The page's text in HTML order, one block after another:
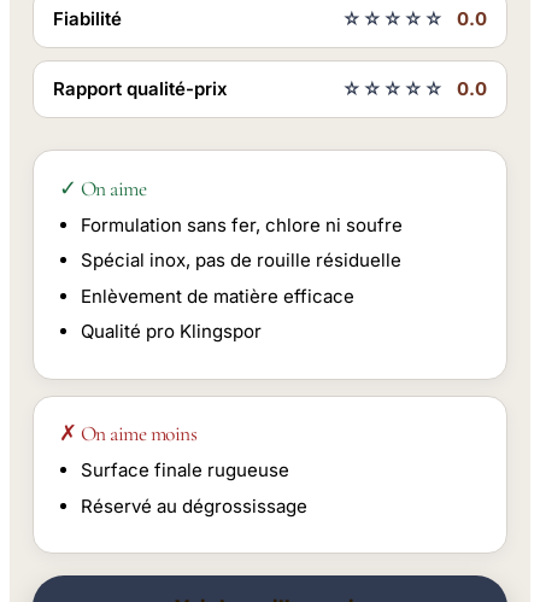
Fiabilité ☆☆☆☆☆ 0.0
Rapport qualité-prix ☆☆☆☆☆ 0.0
✓ On aime
Formulation sans fer, chlore ni soufre
Spécial inox, pas de rouille résiduelle
Enlèvement de matière efficace
Qualité pro Klingspor
✗ On aime moins
Surface finale rugueuse
Réservé au dégrossissage